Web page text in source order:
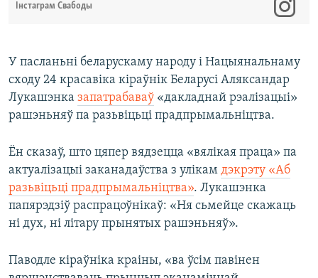
Інстаграм Свабоды
У пасланьні беларускаму народу і Нацыянальнаму
сходу 24 красавіка кіраўнік Беларусі Аляксандар
Лукашэнка запатрабаваў «дакладнай рэалізацыі»
рашэньняў па разьвіцьці прадпрымальніцтва.
Ён сказаў, што цяпер вядзецца «вялікая праца» па
актуалізацыі заканадаўства з улікам дэкрэту «Аб
разьвіцьці прадпрымальніцтва». Лукашэнка
папярэдзіў распрацоўнікаў: «Ня сьмейце скажаць
ні дух, ні літару прынятых рашэньняў».
Паводле кіраўніка краіны, «ва ўсім павінен